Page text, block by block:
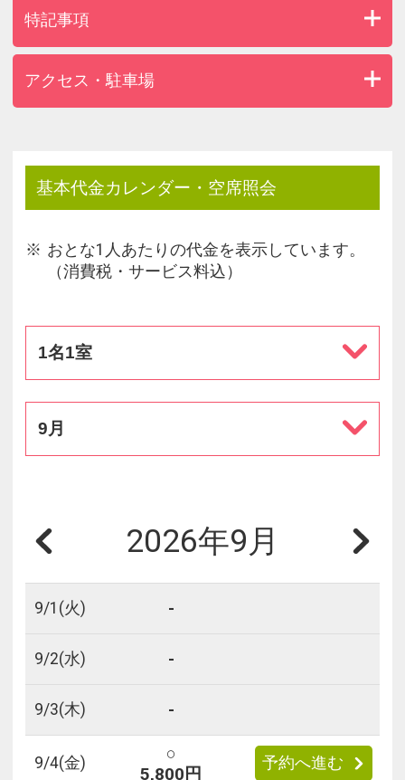
特記事項
アクセス・駐車場
基本代金カレンダー・空席照会
おとな1人あたりの代金を表示しています。
（消費税・サービス料込）
1名1室
9月
2026年9月
9/1 (火) -
9/2(水) -
9/3(木) -
9/4(金)
○
5,800円
予約へ進む